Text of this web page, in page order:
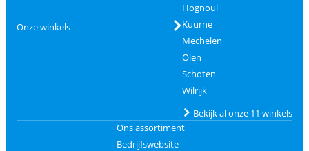
Onze winkels
Hognoul
Kuurne
Mechelen
Olen
Schoten
Wilrijk
Bekijk al onze 11 winkels
Ons assortiment
Bedrijfswebsite